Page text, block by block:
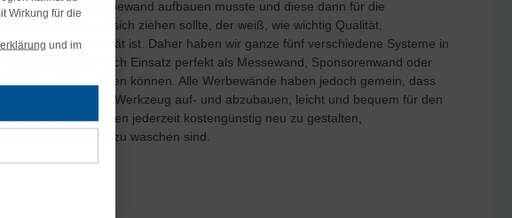
einmal eine Werbewand aufbauen musste und diese dann für die
alle Blicke auf sich ziehen sollte, der weiß, wie wichtig Qualität,
und Individualität ist. Daher haben wir ganze fünf verschiedene Systeme in
Sortiment, die je nach Einsatz perfekt als Messewand, Sponsorenwand oder
eingesetzt werden können. Alle Werbewände haben jedoch gemein, dass
und schnell ohne Werkzeug auf- und abzubauen, leicht und bequem für den
sind und die Grafiken jederzeit kostengünstig neu zu gestalten,
oder einfach zu waschen sind.
Wirkung für die
und im